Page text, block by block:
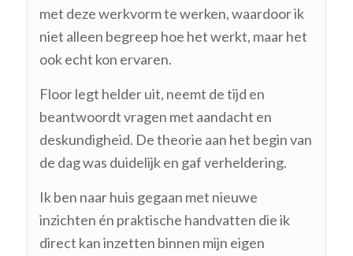
met deze werkvorm te werken, waardoor ik
niet alleen begreep hoe het werkt, maar het
ook echt kon ervaren.
Floor legt helder uit, neemt de tijd en
beantwoordt vragen met aandacht en
deskundigheid. De theorie aan het begin van
de dag was duidelijk en gaf verheldering.
Ik ben naar huis gegaan met nieuwe
inzichten én praktische handvatten die ik
direct kan inzetten binnen mijn eigen